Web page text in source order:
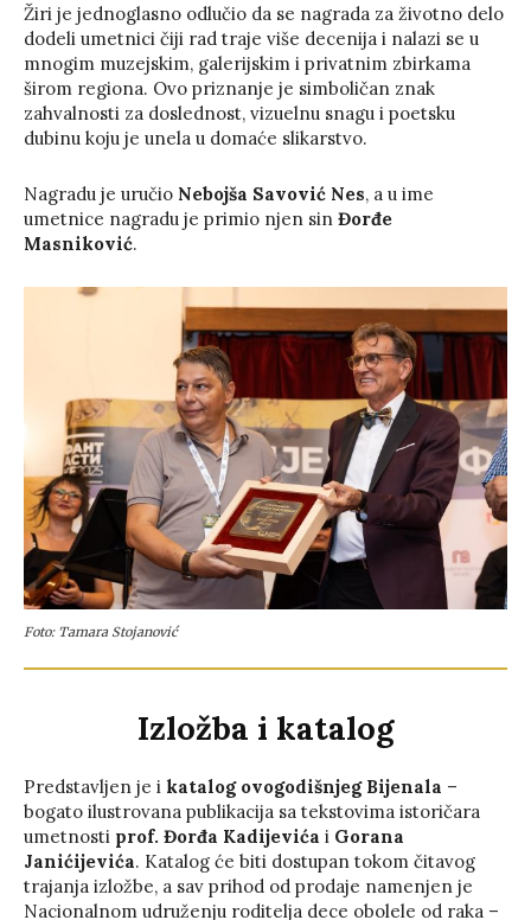
Žiri je jednoglasno odlučio da se nagrada za životno delo
dodeli umetnici čiji rad traje više decenija i nalazi se u
mnogim muzejskim, galerijskim i privatnim zbirkama
širom regiona. Ovo priznanje je simboličan znak
zahvalnosti za doslednost, vizuelnu snagu i poetsku
dubinu koju je unela u domaće slikarstvo.
Nagradu je uručio Nebojša Savović Nes, a u ime
umetnice nagradu je primio njen sin Đorđe
Masniković.
Foto: Tamara Stojanović
Izložba i katalog
Predstavljen je i katalog ovogodišnjeg Bijenala –
bogato ilustrovana publikacija sa tekstovima istoričara
umetnosti prof. Đorđa Kadijevića i Gorana
Janićijevića. Katalog će biti dostupan tokom čitavog
trajanja izložbe, a sav prihod od prodaje namenjen je
Nacionalnom udruženju roditelja dece obolele od raka –